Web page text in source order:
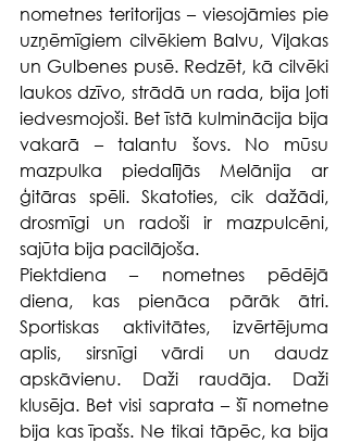
nometnes teritorijas – viesojāmies pie
uzņēmīgiem cilvēkiem Balvu, Viļakas
un Gulbenes pusē. Redzēt, kā cilvēki
laukos dzīvo, strādā un rada, bija ļoti
iedvesmojoši. Bet īstā kulminācija bija
vakarā – talantu šovs. No mūsu
mazpulka piedalījās Melānija ar
ģitāras spēli. Skatoties, cik dažādi,
drosmīgi un radoši ir mazpulcēni,
sajūta bija pacilājoša.
Piektdiena – nometnes pēdējā
diena, kas pienāca pārāk ātri.
Sportiskas aktivitātes, izvērtējuma
aplis, sirsnīgi vārdi un daudz
apskāvienu. Daži raudāja. Daži
klusēja. Bet visi saprata – šī nometne
bija kas īpašs. Ne tikai tāpēc, ka bija